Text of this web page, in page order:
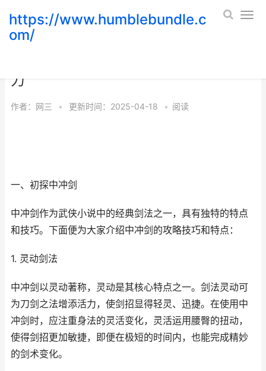
https://www.humblebundle.c
om/
力
作者： 网三 • 更新时间：2025-04-18 • 阅读
一、初探中冲剑
中冲剑作为武侠小说中的经典剑法之一，具有独特的特点
和技巧。下面便为大家介绍中冲剑的攻略技巧和特点：
1. 灵动剑法
中冲剑以灵动著称，灵动是其核心特点之一。剑法灵动可
为刀剑之法增添活力，使剑招显得轻灵、迅捷。在使用中
冲剑时，应注重身法的灵活变化，灵活运用腰臀的扭动，
使得剑招更加敏捷，即便在极短的时间内，也能完成精妙
的剑术变化。